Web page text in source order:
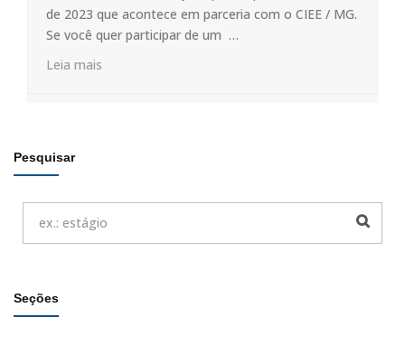
de 2023 que acontece em parceria com o CIEE / MG.
Se você quer participar de um …
Leia mais
Pesquisar
Seções